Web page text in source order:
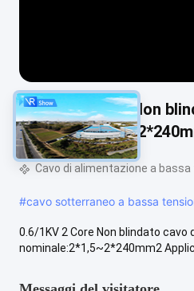
0.6/1KV 2 Core Non
Cavo di alimentazione a
#cavo sotterraneo a bassa
0.6/1KV 2 Core Non blindato cavo
nominale:2*1,5~2*240mm2